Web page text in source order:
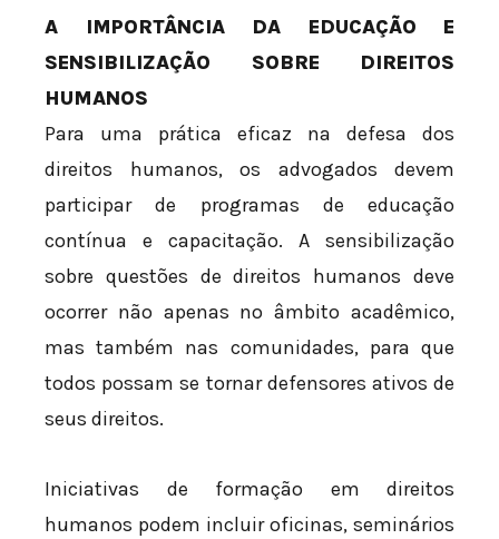
A IMPORTÂNCIA DA EDUCAÇÃO E
SENSIBILIZAÇÃO SOBRE DIREITOS
HUMANOS
Para uma prática eficaz na defesa dos
direitos humanos, os advogados devem
participar de programas de educação
contínua e capacitação. A sensibilização
sobre questões de direitos humanos deve
ocorrer não apenas no âmbito acadêmico,
mas também nas comunidades, para que
todos possam se tornar defensores ativos de
seus direitos.
Iniciativas de formação em direitos
humanos podem incluir oficinas, seminários